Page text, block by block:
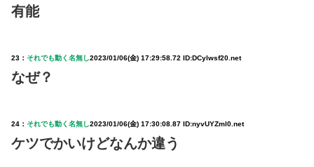
有能
23： それでも動く名無し2023/01/06(金) 17:29:58.72 ID:DCylwsf20.net
なぜ？
24： それでも動く名無し2023/01/06(金) 17:30:08.87 ID:nyvUYZml0.net
ケツでかいけどなんか違う